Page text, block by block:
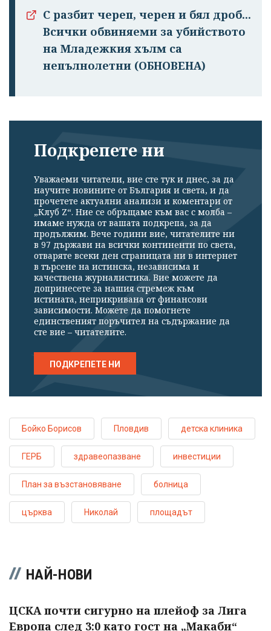
С разбит череп, черен и бял дроб...
Всички обвиняеми за убийството
на Младежкия хълм са
непълнолетни (ОБНОВЕНА)
Подкрепете ни
Уважаеми читатели, вие сте тук и днес, за да
научите новините от България и света, и да
прочетете актуални анализи и коментари от
„Клуб Z“. Ние се обръщаме към вас с молба –
имаме нужда от вашата подкрепа, за да
продължим. Вече години вие, читателите ни
в 97 държави на всички континенти по света,
отваряте всеки ден страницата ни в интернет
в търсене на истинска, независима и
качествена журналистика. Вие можете да
допринесете за нашия стремеж към
истината, неприкривана от финансови
зависимости. Можете да помогнете
единственият поръчител на съдържание да
сте вие – читателите.
ПОДКРЕПЕТЕ НИ
Бойко Борисов Пловдив детска клиника
ГЕРБ здравеопазване инвестиции
План за възстановяване болница
църква Николай площадът
НАЙ-НОВИ
ЦСКА почти сигурно на плейоф за Лига
Европа след 3:0 като гост на „Макаби“